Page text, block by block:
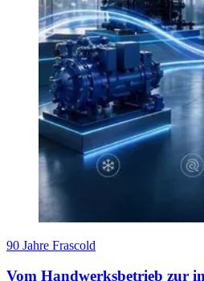
90 Jahre Frascold
Vom Handwerksbetrieb zur